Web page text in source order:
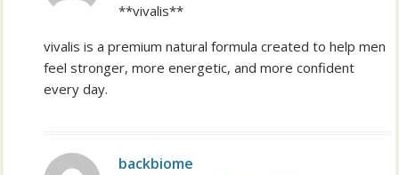
**vivalis**
vivalis is a premium natural formula created to help men
feel stronger, more energetic, and more confident
every day.
backbiome